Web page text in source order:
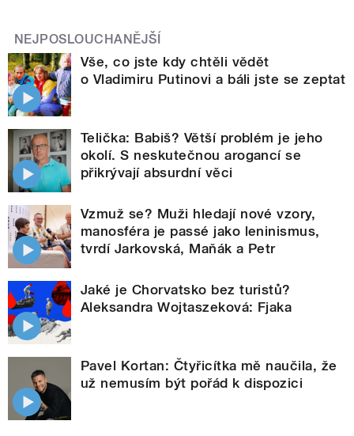
NEJPOSLOUCHANĚJŠÍ
Vše, co jste kdy chtěli vědět
o Vladimiru Putinovi a báli jste se zeptat
Telička: Babiš? Větší problém je jeho
okolí. S neskutečnou arogancí se
přikrývají absurdní věci
Vzmuž se? Muži hledají nové vzory,
manosféra je passé jako leninismus,
tvrdí Jarkovská, Maňák a Petr
Jaké je Chorvatsko bez turistů?
Aleksandra Wojtaszeková: Fjaka
Pavel Kortan: Čtyřicítka mě naučila, že
už nemusím být pořád k dispozici